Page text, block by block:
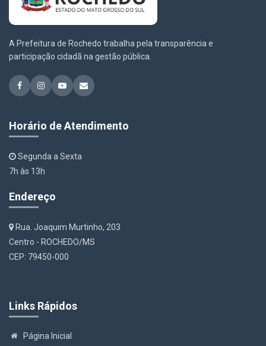
A Prefeitura de Rochedo trabalha pela transparência e
participação cidadã na gestão pública.
Horário de Atendimento
Segunda a Sexta
7h às 13h
Endereço
Rua. Joaquim Murtinho, 203
Centro - ROCHEDO/MS
CEP: 79450-000
Links Rápidos
Página Inicial